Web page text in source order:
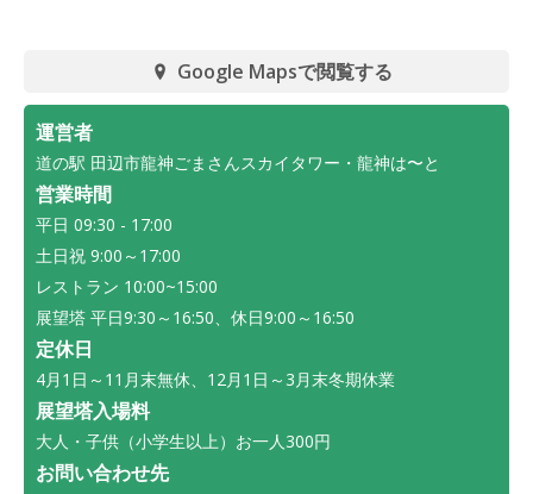
Google Mapsで閲覧する
運営者
道の駅 田辺市龍神ごまさんスカイタワー・龍神は〜と
営業時間
平日 09:30 - 17:00
土日祝 9:00～17:00
レストラン 10:00~15:00
展望塔 平日9:30～16:50、休日9:00～16:50
定休日
4月1日～11月末無休、12月1日～3月末冬期休業
展望塔入場料
大人・子供（小学生以上）お一人300円
お問い合わせ先